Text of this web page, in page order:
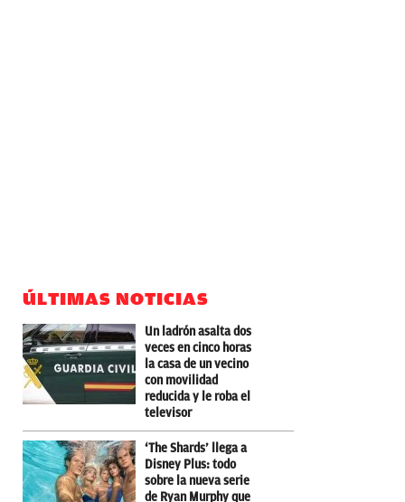
ÚLTIMAS NOTICIAS
Un ladrón asalta dos
veces en cinco horas
la casa de un vecino
con movilidad
reducida y le roba el
televisor
‘The Shards’ llega a
Disney Plus: todo
sobre la nueva serie
de Ryan Murphy que